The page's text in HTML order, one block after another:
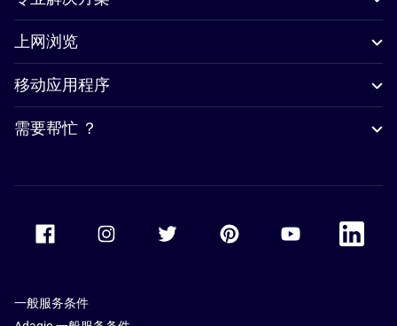
上网浏览
移动应用程序
需要帮忙 ？
Accor Facebook Accor TwitterAccor PinterestAccor Youtube
Accor
一般服务条件